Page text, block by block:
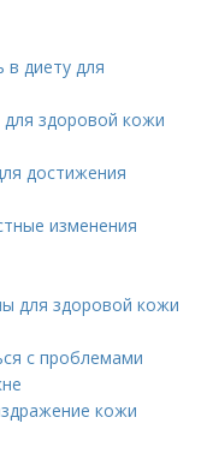
в диету для
для здоровой кожи
достижения
изменения
для здоровой кожи
с проблемами
кожи